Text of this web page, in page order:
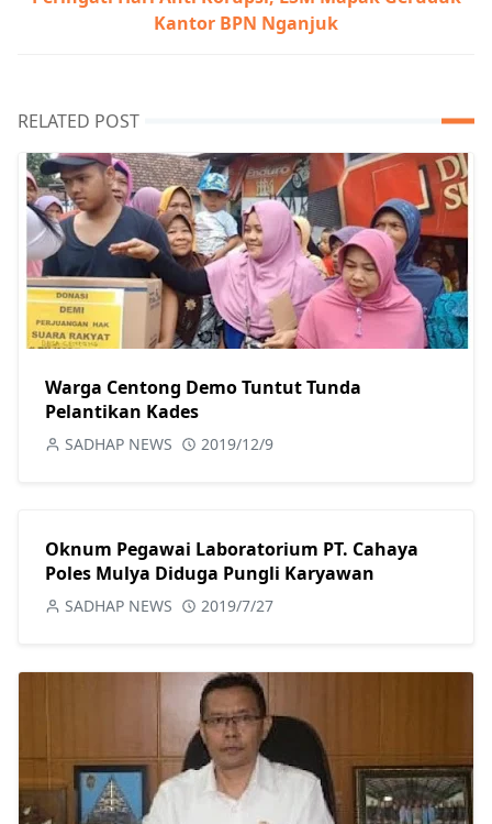
Kantor BPN Nganjuk
RELATED POST
Warga Centong Demo Tuntut Tunda
Pelantikan Kades
SADHAP NEWS 2019/12/9
Oknum Pegawai Laboratorium PT. Cahaya
Poles Mulya Diduga Pungli Karyawan
SADHAP NEWS 2019/7/27